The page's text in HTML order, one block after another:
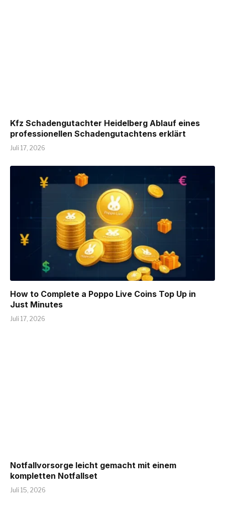
Kfz Schadengutachter Heidelberg Ablauf eines
professionellen Schadengutachtens erklärt
Juli 17, 2026
How to Complete a Poppo Live Coins Top Up in
Just Minutes
Juli 17, 2026
Notfallvorsorge leicht gemacht mit einem
kompletten Notfallset
Juli 15, 2026